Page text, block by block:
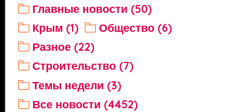
Главные новости (50)
Крым (1)
Общество (6)
Разное (22)
Строительство (7)
Темы недели (3)
Все новости (4452)